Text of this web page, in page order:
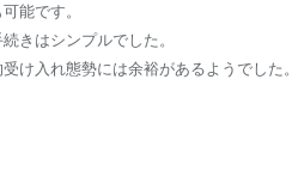
能です。
きはシンプルでした。
け入れ態勢には余裕があるようでした。